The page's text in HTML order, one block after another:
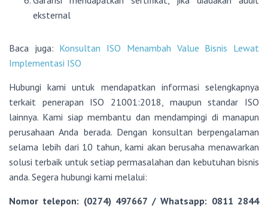
eksternal
Baca juga: Konsultan ISO Menambah Value Bisnis Lewat
Implementasi ISO
Hubungi kami untuk mendapatkan informasi selengkapnya
terkait penerapan ISO 21001:2018, maupun standar ISO
lainnya. Kami siap membantu dan mendampingi di manapun
perusahaan Anda berada. Dengan konsultan berpengalaman
selama lebih dari 10 tahun, kami akan berusaha menawarkan
solusi terbaik untuk setiap permasalahan dan kebutuhan bisnis
anda. Segera hubungi kami melalui:
Nomor telepon: (0274) 497667 / Whatsapp: 0811 2844